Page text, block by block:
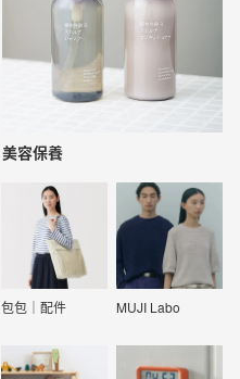
美容保養
包包｜配件 MUJI Labo